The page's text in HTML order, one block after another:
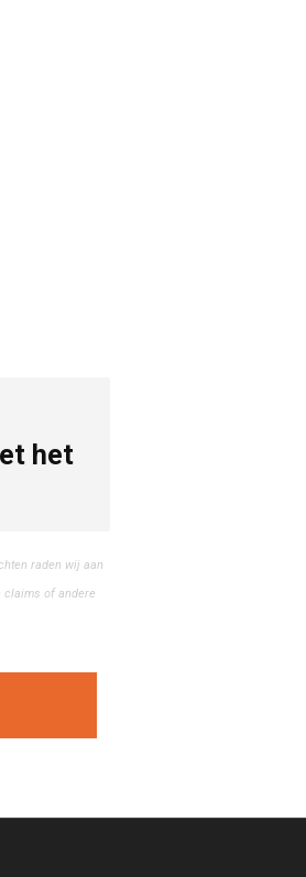
het
raden wij aan
claims of andere